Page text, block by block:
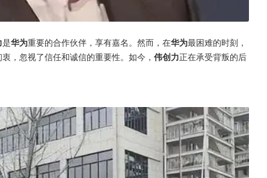
是华为重要的合作伙伴，享有嘉名。然而，在华为最困难的时刻，
，忽视了信任和诚信的重要性。如今， 伟创力正在承受背叛的后